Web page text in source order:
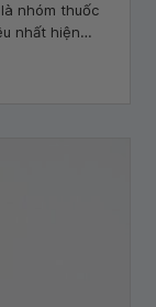
nhóm thuốc
nhất hiện